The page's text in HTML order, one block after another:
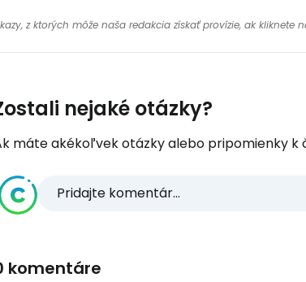
z ktorých môže naša redakcia získať provízie, ak kliknete
nejaké otázky?
máte akékoľvek otázky alebo pripomienky k
Pridajte komentár...
komentáre